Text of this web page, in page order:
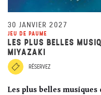
30 JANVIER 2027
JEU DE PAUME
LES PLUS BELLES
MIYAZAKI
RÉSERVEZ
Les plus belles